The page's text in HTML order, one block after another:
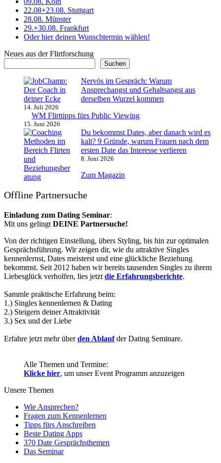
22.08+23.08. Stuttgart
28.08. Münster
29.+30.08. Frankfurt
Oder hier deinen Wunschtermin wählen!
Neues aus der Flirtforschung
Suchen
Nervös im Gespräch: Warum
Ansprechangst und Gehaltsangst aus
derselben Wurzel kommen
14. Juli 2026
WM Flirttipps fürs Public Viewing
15. Juni 2026
Du bekommst Dates, aber danach wird es
kalt? 9 Gründe, warum Frauen nach dem
ersten Date das Interesse verlieren
8. Juni 2026
Zum Magazin
Offline Partnersuche
Einladung zum Dating Seminar:
Mit uns gelingt DEINE Partnersuche!
Von der richtigen Einstellung, übers Styling, bis hin zur optimalen
Gesprächsführung. Wir zeigen dir, wie du attraktive Singles
kennenlernst, Dates meisterst und eine glückliche Beziehung
bekommst. Seit 2012 haben wir bereits tausenden Singles zu ihrem
Liebesglück verholfen, lies jetzt die Erfahrungsberichte.
Sammle praktische Erfahrung beim:
1.) Singles kennenlernen & Dating
2.) Steigern deiner Attraktivität
3.) Sex und der Liebe
Erfahre jetzt mehr überden Ablaufder Dating Seminare.
Alle Themen und Termine:
Klicke hier, um unser Event Programm anzuzeigen
Unsere Themen
Wie Ansprechen?
Fragen zum Kennenlernen
Tipps fürs Anschreiben
Beste Dating Apps
370 Date Gesprächsthemen
Das Seminar